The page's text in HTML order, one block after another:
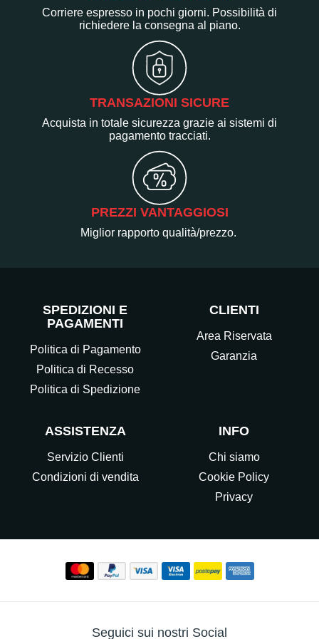
Corriere espresso in pochi giorni. Possibilità di
richiedere la consegna al piano.
TRANSAZIONI SICURE
Acquista in totale sicurezza grazie ai sistemi di
pagamento tracciati.
PREZZI VANTAGGIOSI
Miglior rapporto qualità/prezzo.
SPEDIZIONI E
PAGAMENTI
Politica di Pagamento
Politica di Recesso
Politica di Spedizione
CLIENTI
Area Riservata
Garanzia
ASSISTENZA
Servizio Clienti
Condizioni di vendita
INFO
Chi siamo
Cookie Policy
Privacy
Seguici sui nostri Social